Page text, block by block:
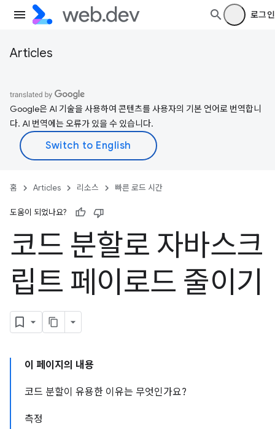
로그인
Articles
Google은 AI 기술을 사용하여 콘텐츠를 사용자의 기본 언어로 번역합니
다. AI 번역에는 오류가 있을 수 있습니다.
홈 Articles 리소스 빠른 로드 시간
도움이 되었나요?
코드 분할로 자바스크
립트 페이로드 줄이기
이 페이지의 내용
코드 분할이 유용한 이유는 무엇인가요?
측정